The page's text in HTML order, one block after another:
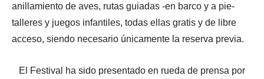
anillamiento de aves, rutas guiadas -en barco y a pie-
talleres y juegos infantiles, todas ellas gratis y de libre
acceso, siendo necesario únicamente la reserva previa.
El Festival ha sido presentado en rueda de prensa por